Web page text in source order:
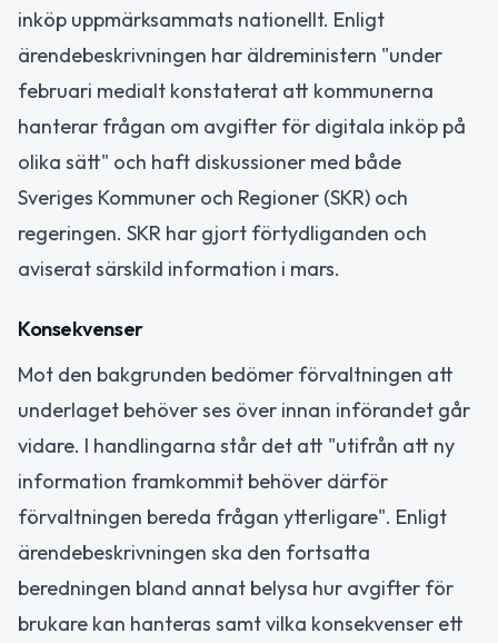
inköp uppmärksammats nationellt. Enligt
ärendebeskrivningen har äldreministern "under
februari medialt konstaterat att kommunerna
hanterar frågan om avgifter för digitala inköp på
olika sätt" och haft diskussioner med både
Sveriges Kommuner och Regioner (SKR) och
regeringen. SKR har gjort förtydliganden och
aviserat särskild information i mars.
Konsekvenser
Mot den bakgrunden bedömer förvaltningen att
underlaget behöver ses över innan införandet går
vidare. I handlingarna står det att "utifrån att ny
information framkommit behöver därför
förvaltningen bereda frågan ytterligare". Enligt
ärendebeskrivningen ska den fortsatta
beredningen bland annat belysa hur avgifter för
brukare kan hanteras samt vilka konsekvenser ett